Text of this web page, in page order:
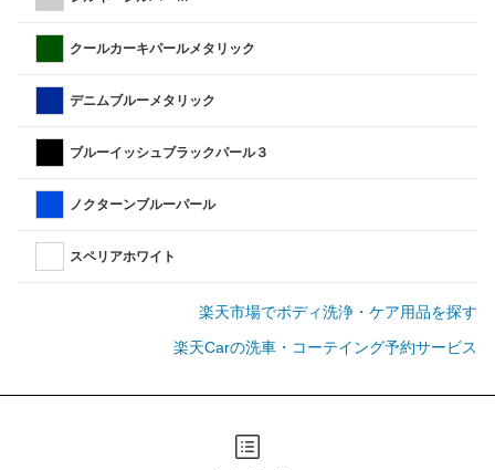
クールカーキパールメタリック
デニムブルーメタリック
ブルーイッシュブラックパール３
ノクターンブルーパール
スペリアホワイト
楽天市場でボディ洗浄・ケア用品を探す
楽天Carの洗車・コーテイング予約サービス